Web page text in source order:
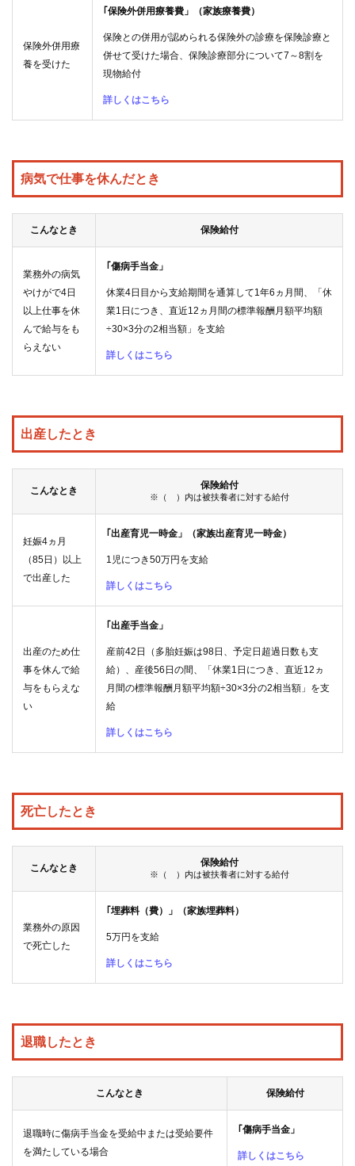
保険外併用療
養を受けた
｢保険外併用療養費」（家族療養費）
保険との併用が認められる保険外の診療を保険診療と
併せて受けた場合、保険診療部分について7～8割を
現物給付
詳しくはこちら
病気で仕事を休んだとき
こんなとき 保険給付
業務外の病気
やけがで4日
以上仕事を休
んで給与をも
らえない
｢傷病手当金」
休業4日目から支給期間を通算して1年6ヵ月間、「休
業1日につき、直近12ヵ月間の標準報酬月額平均額
÷30×3分の2相当額」を支給
詳しくはこちら
出産したとき
こんなとき 保険給付
※（ ）内は被扶養者に対する給付
妊娠4ヵ月
（85日）以上
で出産した
｢出産育児一時金」（家族出産育児一時金）
1児につき50万円を支給
詳しくはこちら
出産のため仕
事を休んで給
与をもらえな
い
｢出産手当金」
産前42日（多胎妊娠は98日、予定日超過日数も支
給）、産後56日の間、「休業1日につき、直近12ヵ
月間の標準報酬月額平均額÷30×3分の2相当額」を支
給
詳しくはこちら
死亡したとき
こんなとき 保険給付
※（ ）内は被扶養者に対する給付
業務外の原因
で死亡した
｢埋葬料（費）」（家族埋葬料）
5万円を支給
詳しくはこちら
退職したとき
こんなとき 保険給付
退職時に傷病手当金を受給中または受給要件
を満たしている場合
｢傷病手当金」
詳しくはこちら